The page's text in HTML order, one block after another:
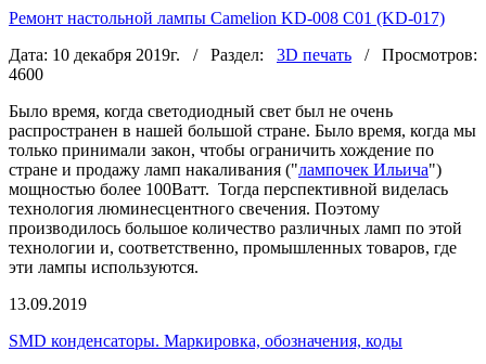
Ремонт настольной лампы Camelion KD-008 C01 (KD-017)
Дата: 10 декабря 2019г. / Раздел: 3D печать / Просмотров:
4600
Было время, когда светодиодный свет был не очень
распространен в нашей большой стране. Было время, когда мы
только принимали закон, чтобы ограничить хождение по
стране и продажу ламп накаливания ("лампочек Ильича")
мощностью более 100Ватт. Тогда перспективной виделась
технология люминесцентного свечения. Поэтому
производилось большое количество различных ламп по этой
технологии и, соответственно, промышленных товаров, где
эти лампы используются.
13.09.2019
SMD конденсаторы. Маркировка, обозначения, коды